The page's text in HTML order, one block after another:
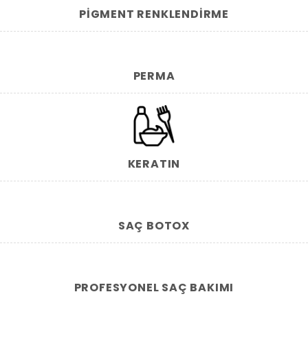
PIGMENT RENKLENDIRME
PERMA
KERATIN
SAÇ BOTOX
PROFESYONEL SAÇ BAKIMI